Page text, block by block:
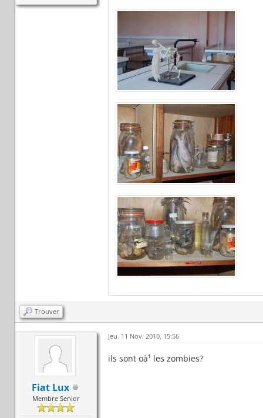
Trouver
Fiat Lux
Membre Senior
Jeu. 11 Nov. 2010, 15:56
ils sont oà¹ les zombies?